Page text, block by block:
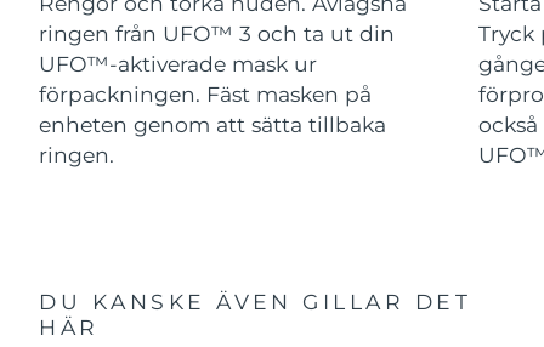
ringen från UFO™ 3 och ta ut din
UFO™-aktiverade mask ur
förpackningen. Fäst masken på
enheten genom att sätta tillbaka
ringen.
Tryck
DU KANSKE ÄVEN GILLAR DET
HÄR